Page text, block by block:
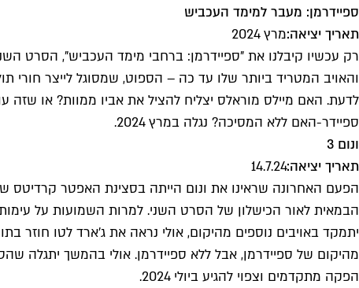
ספיידרמן: מעבר למימד העכביש
תאריך יציאה:מרץ 2024
והאויב המטריד ביותר שלו עד כה – הספוט, שמסוגל לייצר חורי
לדעת. האם מיילס מוראלס יצליח להציל את אביו ממוות? או שזה
ספיידר-האם ללא המסיכה? נגלה במרץ 2024.
ונום 3
תאריך יציאה:14.7.24
הפעם האחרונה שראינו את ונום הייתה בסצינת האפטר קרדיטס
הבמאית לאור הכישלון של הסרט השני. למרות השמועות על
יתמקד באויבים נוספים מהיקום, אולי נראה את ג'ארד לטו חוזר
מהיקום של ספיידרמן, אבל ללא ספיידרמן. אולי בהמשך יתגלה
הפקה מתקדמים וצפוי להגיע ביולי 2024.